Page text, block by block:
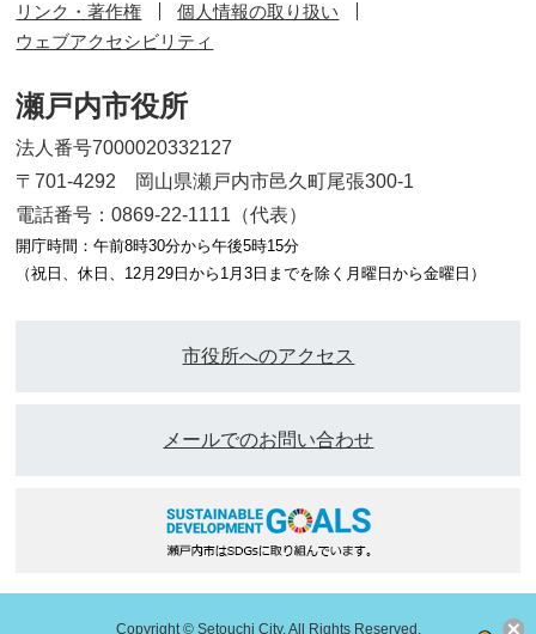
リンク・著作権
個人情報の取り扱い
ウェブアクセシビリティ
瀬戸内市役所
法人番号7000020332127
〒701-4292 岡山県瀬戸内市邑久町尾張300-1
電話番号：0869-22-1111（代表）
開庁時間：午前8時30分から午後5時15分
（祝日、休日、12月29日から1月3日までを除く月曜日から金曜日）
市役所へのアクセス
メールでのお問い合わせ
Copyright © Setouchi City. All Rights Reserved.